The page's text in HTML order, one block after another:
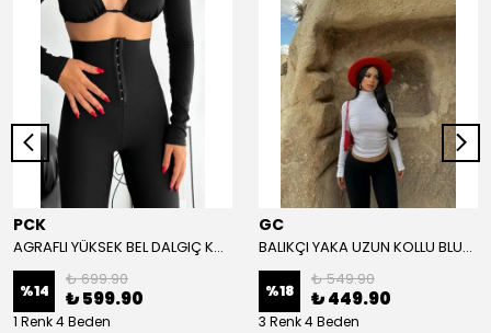
PCK
AGRAFLI YÜKSEK BEL DALGIÇ KUMAŞ TAYT - Siyah
%14
₺ 699.90
₺ 599.90
1 Renk 4 Beden
GC
BALIKÇI YAKA UZUN KOLLU BLUZ - Beyaz
%18
₺ 549.90
₺ 449.90
3 Renk 4 Beden